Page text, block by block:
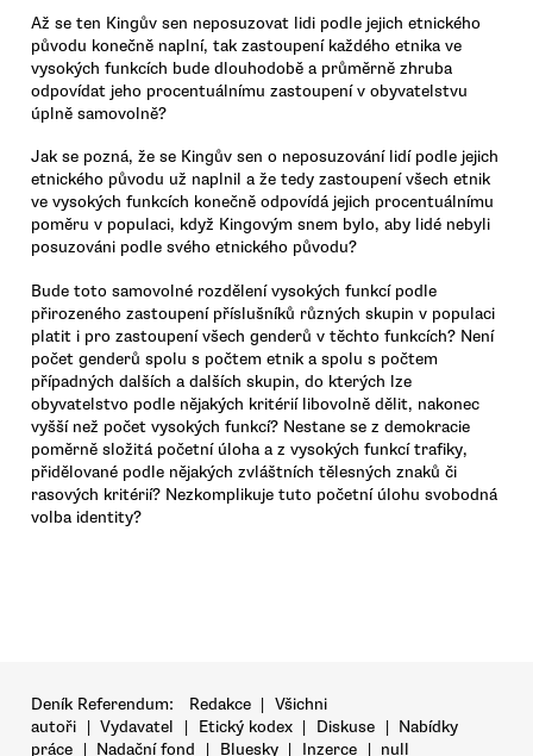
Až se ten Kingův sen neposuzovat lidi podle jejich etnického
původu konečně naplní, tak zastoupení každého etnika ve
vysokých funkcích bude dlouhodobě a průměrně zhruba
odpovídat jeho procentuálnímu zastoupení v obyvatelstvu
úplně samovolně?
Jak se pozná, že se Kingův sen o neposuzování lidí podle jejich
etnického původu už naplnil a že tedy zastoupení všech etnik
ve vysokých funkcích konečně odpovídá jejich procentuálnímu
poměru v populaci, když Kingovým snem bylo, aby lidé nebyli
posuzováni podle svého etnického původu?
Bude toto samovolné rozdělení vysokých funkcí podle
přirozeného zastoupení příslušníků různých skupin v populaci
platit i pro zastoupení všech genderů v těchto funkcích? Není
počet genderů spolu s počtem etnik a spolu s počtem
případných dalších a dalších skupin, do kterých lze
obyvatelstvo podle nějakých kritérií libovolně dělit, nakonec
vyšší než počet vysokých funkcí? Nestane se z demokracie
poměrně složitá početní úloha a z vysokých funkcí trafiky,
přidělované podle nějakých zvláštních tělesných znaků či
rasových kritérií? Nezkomplikuje tuto početní úlohu svobodná
volba identity?
Deník Referendum: Redakce | Všichni
autoři | Vydavatel | Etický kodex | Diskuse | Nabídky
práce | Nadační fond | Bluesky | Inzerce | null